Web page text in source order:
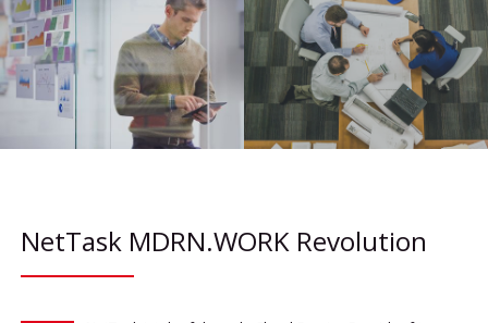
NetTask MDRN.WORK Revolution